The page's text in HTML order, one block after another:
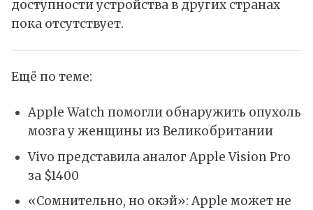
доступности устройства в других странах
пока отсутствует.
Ещё по теме:
Apple Watch помогли обнаружить опухоль
мозга у женщины из Великобритании
Vivo представила аналог Apple Vision Pro
за $1400
«Сомнительно, но окэй»: Apple может не